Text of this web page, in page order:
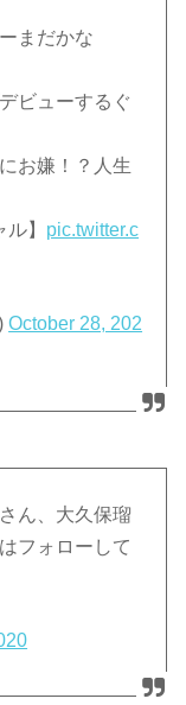
まだかな
ビューするぐ
お嫌！？人生
】 pic.twitter.c
October 28, 202
ん、大久保瑠
フォローして